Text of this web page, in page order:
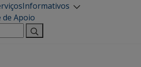
Informativos
de Apoio